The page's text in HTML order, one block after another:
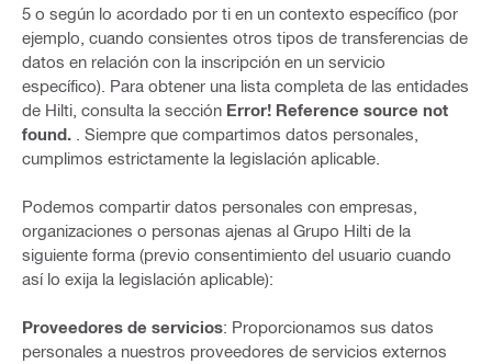
5 o según lo acordado por ti en un contexto específico (por
ejemplo, cuando consientes otros tipos de transferencias de
datos en relación con la inscripción en un servicio
específico). Para obtener una lista completa de las entidades
de Hilti, consulta la sección Error! Reference source not
found. . Siempre que compartimos datos personales,
cumplimos estrictamente la legislación aplicable.
Podemos compartir datos personales con empresas,
organizaciones o personas ajenas al Grupo Hilti de la
siguiente forma (previo consentimiento del usuario cuando
así lo exija la legislación aplicable):
Proveedores de servicios: Proporcionamos sus datos
personales a nuestros proveedores de servicios externos